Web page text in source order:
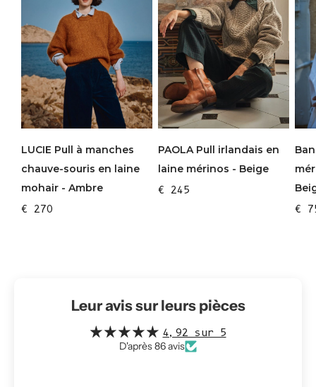
LUCIE Pull à manches
chauve-souris en laine
mohair - Ambre
€ 270
PAOLA Pull irlandais en
laine mérinos - Beige
€ 245
€
Leur avis sur leurs pièces
4,92 sur 5
D'après 86 avis